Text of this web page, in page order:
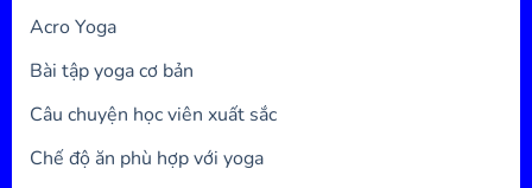
Acro Yoga
Bài tập yoga cơ bản
Câu chuyện học viên xuất sắc
Chế độ ăn phù hợp với yoga